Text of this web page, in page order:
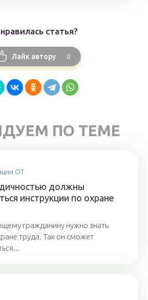
статья?
Лайк автору 0
ПО ТЕМЕ
ОТ
должны
инструкции по охране
гражданину нужно знать
труда. Так он сможет